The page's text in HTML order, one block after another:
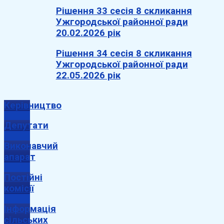
Рішення 33 сесія 8 скликання
Ужгородської районної ради
20.02.2026 рік
Рішення 34 сесія 8 скликання
Ужгородської районної ради
22.05.2026 рік
Керівництво
Депутати
Виконавчий
апарат
Постійні
комісії
Інформація
сільських